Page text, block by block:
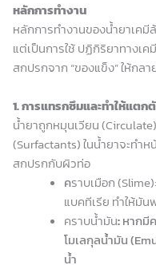
หลักการทำงาน
หลักการทำงานของน้ำยาเคมี
แต่เป็นการใช้ ปฏิกิริยาทางเค
สกปรกจาก “ของแข็ง” ให้กลา
1. การแทรกซึมและทำให้แต
น้ำยาถูกหมุนเวียน
(Surfactants) ในน้ำยาจะทำ
สกปรกกับผิวท่อ
คราบเมือก
แบคทีเรีย ทำให้มั
คราบน้ำมัน:หากมี
โมเลกุลน้ำมัน
น้ำ